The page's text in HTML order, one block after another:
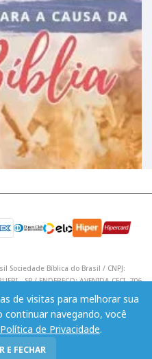
de visitas para melhorar sua
continuar navegando, você
Política de Privacidade.
E FECHAR
Sociedade Bíblica do Brasil / CNPJ:
- SP / ENDEREÇO: AVENIDA CECI, 706
lojavirtual@sbb.org.br .